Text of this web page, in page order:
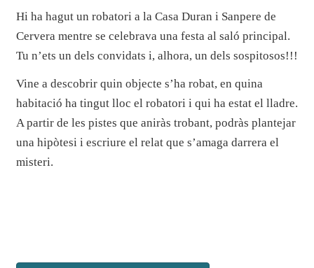
Hi ha hagut un robatori a la Casa Duran i Sanpere de
Cervera mentre se celebrava una festa al saló principal.
Tu n’ets un dels convidats i, alhora, un dels sospitosos!!!
Vine a descobrir quin objecte s’ha robat, en quina
habitació ha tingut lloc el robatori i qui ha estat el lladre.
A partir de les pistes que aniràs trobant, podràs plantejar
una hipòtesi i escriure el relat que s’amaga darrera el
misteri.